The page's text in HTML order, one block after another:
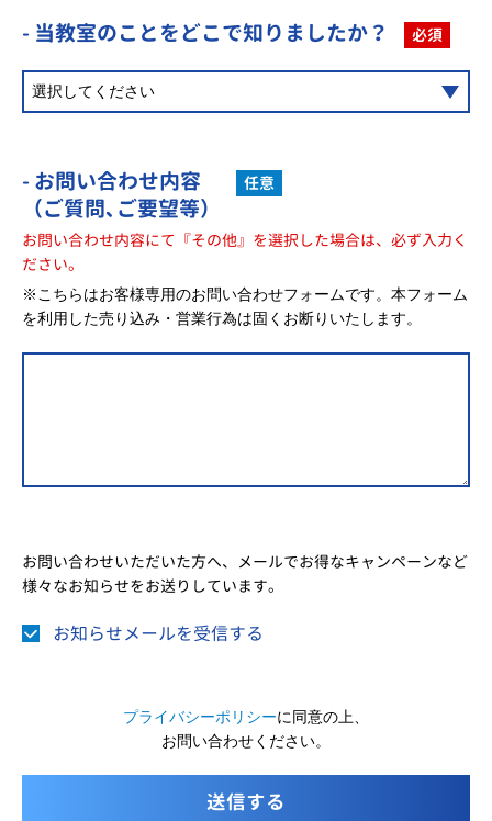
- 当教室のことをどこで知りましたか？ 必須
- お問い合わせ内容
（ご質問､ご要望等）
任意
お問い合わせ内容にて『その他』を選択した場合は、必ず入力く
ださい。
※こちらはお客様専用のお問い合わせフォームです。本フォーム
を利用した売り込み・営業行為は固くお断りいたします。
お問い合わせいただいた方へ、メールでお得なキャンペーンなど
様々なお知らせをお送りしています。
お知らせメールを受信する
プライバシーポリシーに同意の上、
お問い合わせください。